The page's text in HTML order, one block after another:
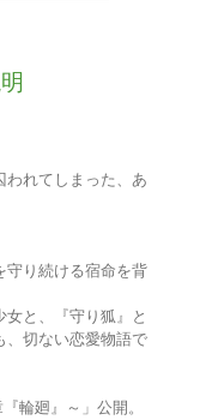
われてしまった、あ
守り続ける宿命を背
と、『守り狐』と
、切ない恋愛物語で
輪廻』～」公開。